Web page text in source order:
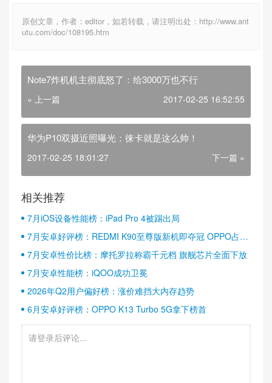
原创文章，作者：editor，如若转载，请注明出处：http://www.ant
utu.com/doc/108195.htm
Note7炸机机主彻底怒了：给3000万也不行
« 上一篇 2017-02-25 16:52:55
华为P10双摄近照曝光：徕卡就是这么帅！
2017-02-25 18:01:27 下一篇 »
相关推荐
7月iOS设备性能榜：iPad Pro 4被踢出局
7月安卓好评榜：REDMI K90至尊版新机即夺冠 OPPO占据
半壁江山
7月安卓性价比榜：摩托罗拉称霸千元档 旗舰芯片全面下放
7月安卓性能榜：iQOO成功卫冕
2026年Q2用户偏好榜：涨价难挡大内存趋势
6月安卓好评榜：OPPO K13 Turbo 5G拿下榜首